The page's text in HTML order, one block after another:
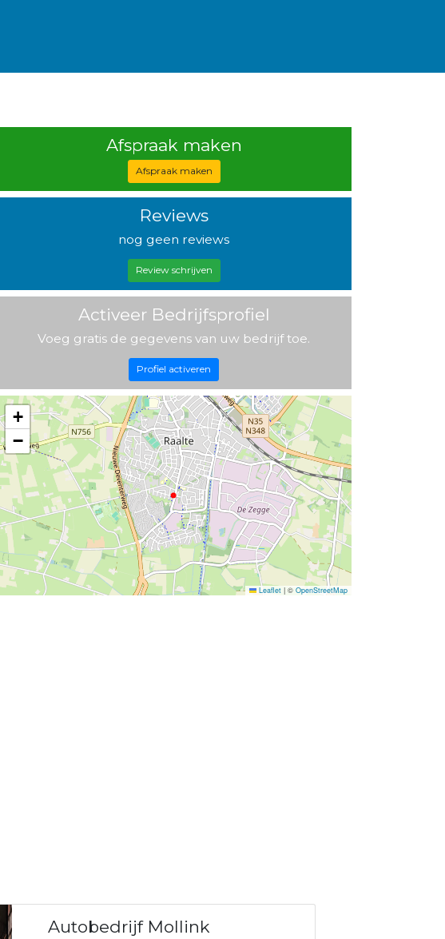
Afspraak maken
Afspraak maken
Reviews
nog geen reviews
Review schrijven
Activeer Bedrijfsprofiel
Voeg gratis de gegevens van uw bedrijf toe.
Profiel activeren
+
−
Leaflet | © OpenStreetMap
Autobedrijf Mollink